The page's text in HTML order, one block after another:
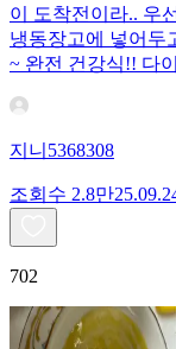
이 도착전이라.. 우
냉동장고에 넣어두
~ 완전 건강식!! 다
지니5368308
조회수 2.8만
702